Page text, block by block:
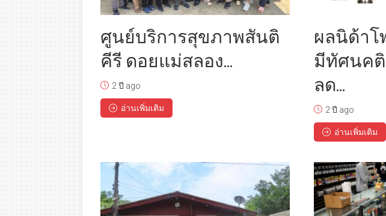
ศูนย์บริการสุขภาพสันติ
คีรี ดอยแม่สลอง...
2 ปี ago
อ่านเพิ่มเติม
ผลนิด้า
มีทัศนคติ
ลด...
2 ปี ago
อ่านเพิ่มเติม